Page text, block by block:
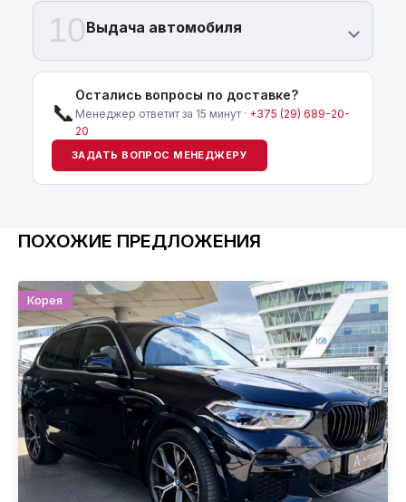
10Выдача автомобиля
📞
Остались вопросы по доставке?
Менеджер ответит за 15 минут · +375 (29) 689-20-
20
ЗАДАТЬ ВОПРОС МЕНЕДЖЕРУ
ПОХОЖИЕ ПРЕДЛОЖЕНИЯ
Корея